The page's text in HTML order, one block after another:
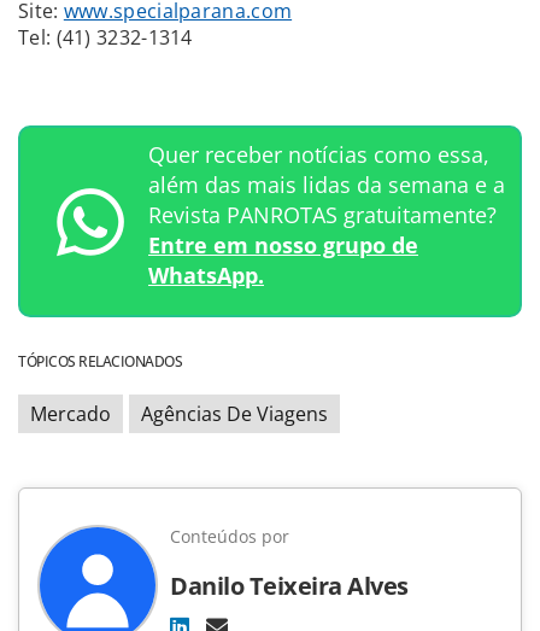
Site: www.specialparana.com
Tel: (41) 3232-1314
Quer receber notícias como essa,
além das mais lidas da semana e a
Revista PANROTAS gratuitamente?
Entre em nosso grupo de
WhatsApp.
TÓPICOS RELACIONADOS
Mercado Agências De Viagens
Conteúdos por
Danilo Teixeira Alves